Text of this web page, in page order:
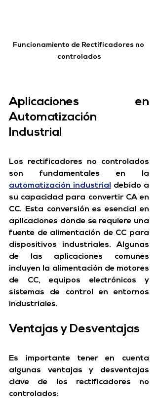
Funcionamiento de Rectificadores no
controlados
Aplicaciones en
Automatización
Industrial
Los rectificadores no controlados
automatización industrial
debido a
su capacidad para convertir CA en
CC. Esta conversión es esencial en
aplicaciones donde se requiere una
fuente de alimentación de CC para
dispositivos industriales. A lgunas
de las aplicaciones comunes
incluyen la alimentación de motores
de CC, equipos electrónicos y
sistemas de control en entornos
industriales.
Ventajas y Desventajas
Es importante tener en cuenta
algunas ventajas y desventajas
clave de los rectificadores no
controlados: